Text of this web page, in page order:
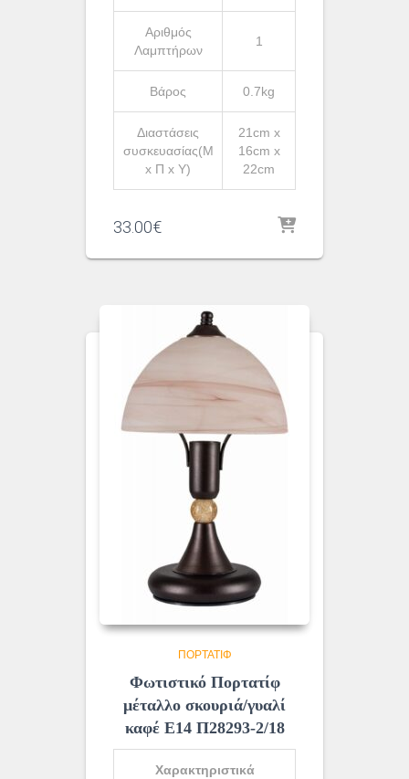
Αριθμός
Λαμπτήρων
1
Βάρος 0.7kg
Διαστάσεις
συσκευασίας(Μ
x Π x Υ)
21cm x
16cm x
22cm
33.00€
ΠΟΡΤΑΤΊΦ
Φωτιστικό Πορτατίφ
μέταλλο σκουριά/γυαλί
καφέ Ε14 Π28293-2/18
Χαρακτηριστικά